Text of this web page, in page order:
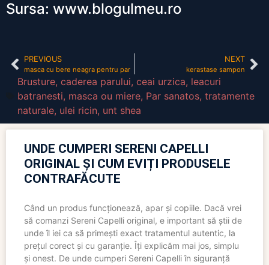
Sursa: www.blogulmeu.ro
PREVIOUS
masca cu bere neagra pentru par
NEXT
kerastase sampon
Brusture, caderea parului, ceai urzica, leacuri
batranesti, masca ou miere, Par sanatos, tratamente
naturale, ulei ricin, unt shea
UNDE CUMPERI SERENI CAPELLI
ORIGINAL ȘI CUM EVIȚI PRODUSELE
CONTRAFĂCUTE
Când un produs funcționează, apar și copiile. Dacă vrei
să comanzi Sereni Capelli original, e important să știi de
unde îl iei ca să primești exact tratamentul autentic, la
prețul corect și cu garanție. Îți explicăm mai jos, simplu
și onest. De unde cumperi Sereni Capelli în siguranță